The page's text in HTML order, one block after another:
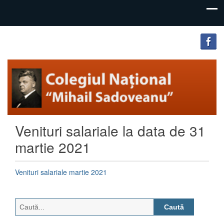
Colegiul
Național
„Mihail
Sadoveanu”
Pașcani
"Inima
educației
este
educația
inimii!"
Venituri salariale la data de 31
martie 2021
Venituri salariale martie 2021
Caută
după: